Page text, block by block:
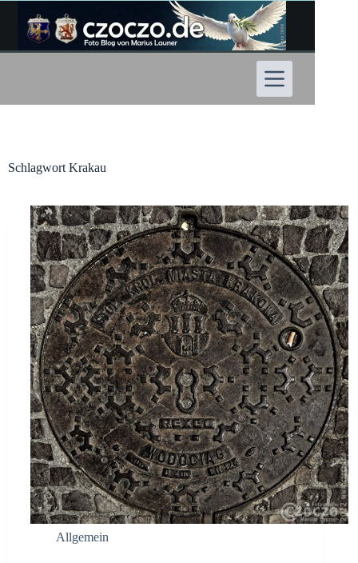
Inhalt
springen
Schlagwort Krakau
Allgemein